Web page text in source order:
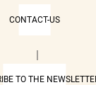
CONTACT-US
|
TO THE